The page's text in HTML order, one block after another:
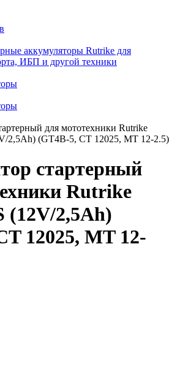
аккумуляторы Rutrike для
ИБП и другой техники
для мототехники Rutrike
2,5Ah) (GT4B-5, CT 12025, MT 12-2.5)
стартерный
Rutrike
(12V/2,5Ah)
12025, MT 12-